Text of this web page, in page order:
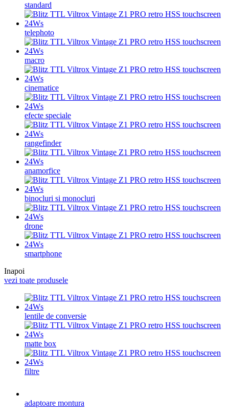
standard
telephoto
macro
cinematice
efecte speciale
rangefinder
anamorfice
binocluri si monocluri
drone
smartphone
Inapoi
vezi toate produsele
lentile de conversie
matte box
filtre
adaptoare montura